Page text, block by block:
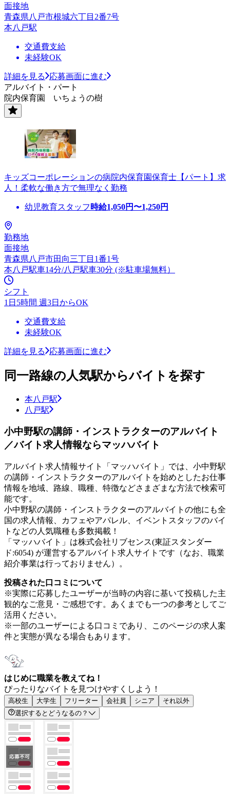
面接地
青森県八戸市根城六丁目2番7号
本八戸駅
交通費支給
未経験OK
詳細を見る
応募画面に進む
アルバイト・パート
院内保育園 いちょうの樹
キッズコーポレーションの病院内保育園保育士【パート】求
人！柔軟な働き方で無理なく勤務
幼児教育スタッフ 時給1,050円〜1,250円
勤務地
面接地
青森県八戸市田向三丁目1番1号
本八戸駅車14分/八戸駅車30分 (※駐車場無料）
シフト
1日5時間 週3日からOK
交通費支給
未経験OK
詳細を見る 応募画面に進む
同一路線の人気駅からバイトを探す
本八戸駅
八戸駅
小中野駅の講師・インストラクターのアルバイト
／バイト求人情報ならマッハバイト
アルバイト求人情報サイト「マッハバイト」では、小中野駅
の講師・インストラクターのアルバイトを始めとしたお仕事
情報を地域、路線、職種、特徴などさまざまな方法で検索可
能です。
小中野駅の講師・インストラクターのアルバイトの他にも全
国の求人情報、カフェやアパレル、イベントスタッフのバイ
トなどの人気職種も多数掲載！
「マッハバイト」は株式会社リブセンス(東証スタンダー
ド:6054) が運営するアルバイト求人サイトです（なお、職業
紹介事業は行っておりません）。
投稿された口コミについて
※実際に応募したユーザーが当時の内容に基いて投稿した主
観的なご意見・ご感想です。あくまでも一つの参考としてご
活用ください。
※一部のユーザーによる口コミであり、このページの求人案
件と実態が異なる場合もあります。
はじめに職業を教えてね！
ぴったりなバイトを見つけやすくしよう！
高校生 大学生 フリーター 会社員 シニア
それ以外
選択するとどうなるの？